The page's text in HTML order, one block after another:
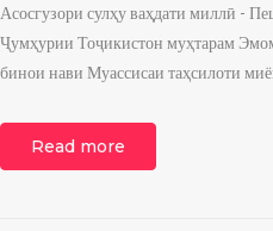
Асосгузори сулҳу ваҳдати миллӣ -
Ҷумҳурии Тоҷикистон муҳтарам
бинои нави Муассисаи таҳсилоти
Read more